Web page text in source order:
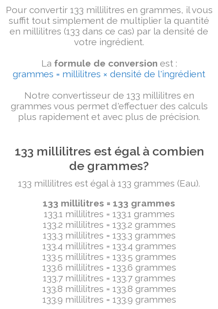
Pour convertir 133 millilitres en grammes, il vous
suffit tout simplement de multiplier la quantité
en millilitres (133 dans ce cas) par la densité de
votre ingrédient.
La formule de conversion est :
grammes = millilitres × densité de l'ingrédient
Notre convertisseur de 133 millilitres en
grammes vous permet d'effectuer des calculs
plus rapidement et avec plus de précision.
133 millilitres est égal à combien
de grammes?
133 millilitres est égal à 133 grammes (Eau).
133 millilitres = 133 grammes
133.1 millilitres = 133.1 grammes
133.2 millilitres = 133.2 grammes
133.3 millilitres = 133.3 grammes
133.4 millilitres = 133.4 grammes
133.5 millilitres = 133.5 grammes
133.6 millilitres = 133.6 grammes
133.7 millilitres = 133.7 grammes
133.8 millilitres = 133.8 grammes
133.9 millilitres = 133.9 grammes